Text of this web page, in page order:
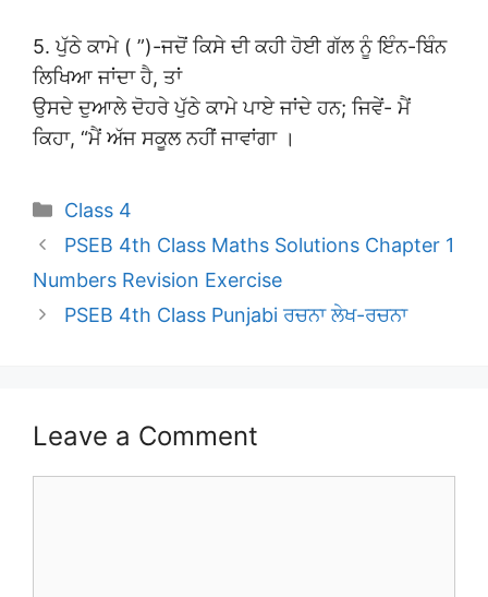
5. ਪੁੱਠੇ ਕਾਮੇ ( ”)-ਜਦੋਂ ਕਿਸੇ ਦੀ ਕਹੀ ਹੋਈ ਗੱਲ ਨੂੰ ਇੰਨ-ਬਿੰਨ
ਲਿਖਿਆ ਜਾਂਦਾ ਹੈ, ਤਾਂ
ਉਸਦੇ ਦੁਆਲੇ ਦੋਹਰੇ ਪੁੱਠੇ ਕਾਮੇ ਪਾਏ ਜਾਂਦੇ ਹਨ; ਜਿਵੇਂ- ਮੈਂ
ਕਿਹਾ, “ਮੈਂ ਅੱਜ ਸਕੂਲ ਨਹੀਂ ਜਾਵਾਂਗਾ ।
Categories
Class 4
PSEB 4th Class Maths Solutions Chapter 1
Numbers Revision Exercise
PSEB 4th Class Punjabi ਰਚਨਾ ਲੇਖ-ਰਚਨਾ
Leave a Comment